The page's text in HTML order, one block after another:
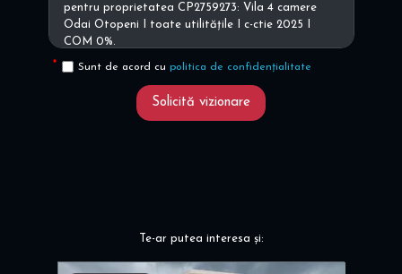
Sunt de acord cu politica de confidențialitate
Solicită vizionare
Te-ar putea interesa și: